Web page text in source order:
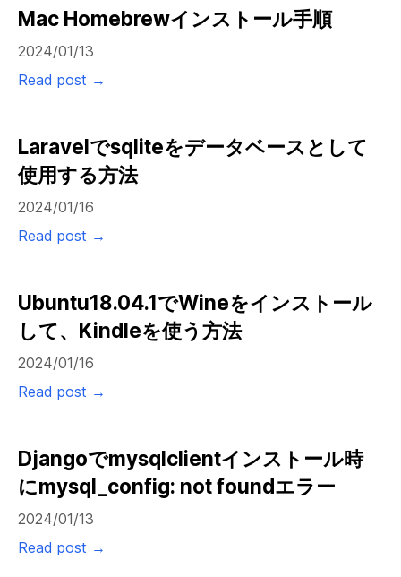
Mac Homebrewインストール手順
2024/01/13
Read post →
Laravelでsqliteをデータベースとして
使用する方法
2024/01/16
Read post →
Ubuntu18.04.1でWineをインストール
して、Kindleを使う方法
2024/01/16
Read post →
Djangoでmysqlclientインストール時
にmysql_config: not foundエラー
2024/01/13
Read post →